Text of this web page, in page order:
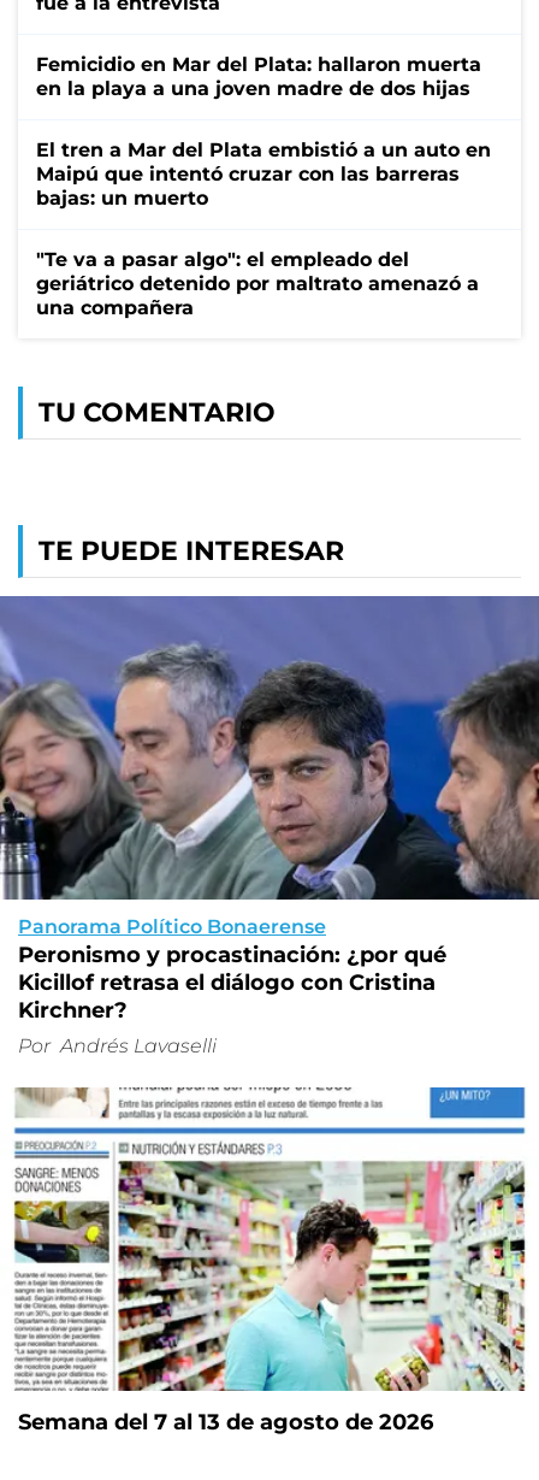
Femicidio en Mar del Plata: hallaron muerta
en la playa a una joven madre de dos hijas
El tren a Mar del Plata embistió a un auto en
Maipú que intentó cruzar con las barreras
bajas: un muerto
"Te va a pasar algo": el empleado del
geriátrico detenido por maltrato amenazó a
una compañera
TU COMENTARIO
TE PUEDE INTERESAR
Panorama Político Bonaerense
Peronismo y procastinación: ¿por qué
Kicillof retrasa el diálogo con Cristina
Kirchner?
Por Andrés Lavaselli
Semana del 7 al 13 de agosto de 2026